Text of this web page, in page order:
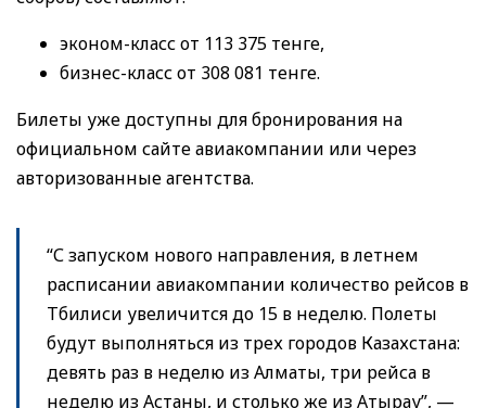
эконом-класс от 113 375 тенге,
бизнес-класс от 308 081 тенге.
Билеты уже доступны для бронирования на
официальном сайте авиакомпании или через
авторизованные агентства.
“С запуском нового направления, в летнем
расписании авиакомпании количество рейсов в
Тбилиси увеличится до 15 в неделю. Полеты
будут выполняться из трех городов Казахстана:
девять раз в неделю из Алматы, три рейса в
неделю из Астаны, и столько же из Атырау”, —